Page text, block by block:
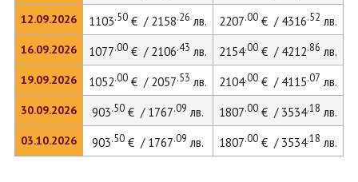
12.09.2026
16.09.2026
19.09.2026
30.09.2026
03.10.2026
1103.50€ / 2158.26 лв. 2207.00€ / 4316.52 лв.
1077.00€ / 2106.43 лв. 2154.00€ / 4212.86 лв.
1052.00€ / 2057.53 лв. 2104.00€ / 4115.07 лв.
903.50€ / 1767.09 лв. 1807.00€ / 3534.18 лв.
903.50€ / 1767.09 лв. 1807.00€ / 3534.18 лв.